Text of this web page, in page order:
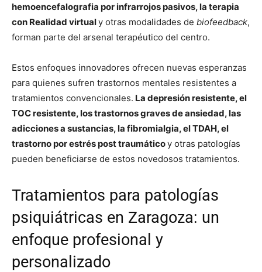
hemoencefalografia por infrarrojos pasivos, la terapia
con Realidad virtualy otras modalidades de biofeedback,
forman parte del arsenal terapéutico del centro.
Estos enfoques innovadores ofrecen nuevas esperanzas
para quienes sufren trastornos mentales resistentes a
tratamientos convencionales. La depresión resistente, el
TOC resistente, los trastornos graves de ansiedad, las
adicciones a sustancias, la fibromialgia, el TDAH, el
trastorno por estrés post traumáticoy otras patologías
pueden beneficiarse de estos novedosos tratamientos.
Tratamientos para patologías
psiquiátricas en Zaragoza: un
enfoque profesional y
personalizado